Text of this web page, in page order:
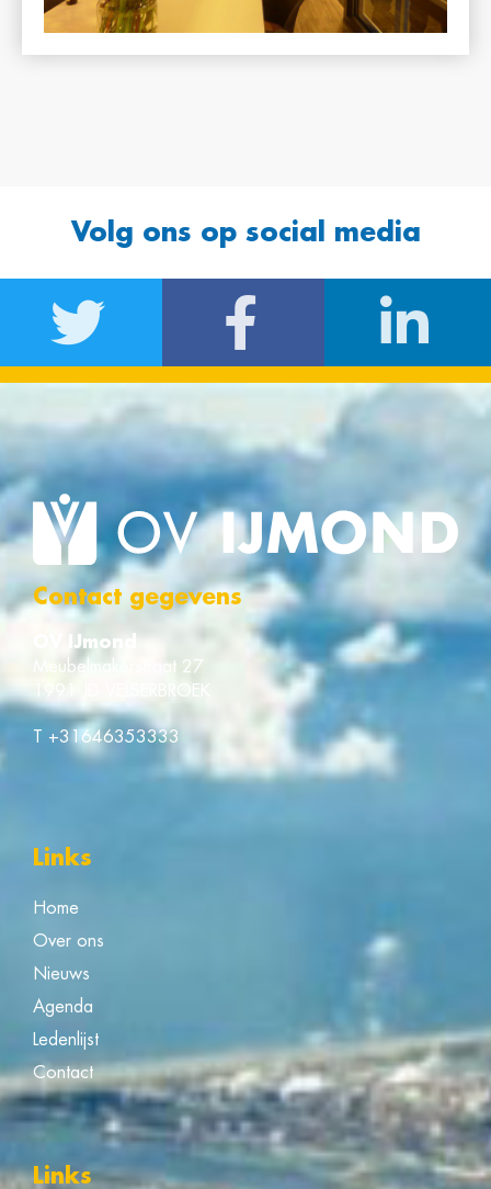
Volg ons op social media
Contact gegevens
OV IJmond
Meubelmakerstraat 27
1991 JD VELSERBROEK
T +31646353333
Links
Home
Over ons
Nieuws
Agenda
Ledenlijst
Contact
Links